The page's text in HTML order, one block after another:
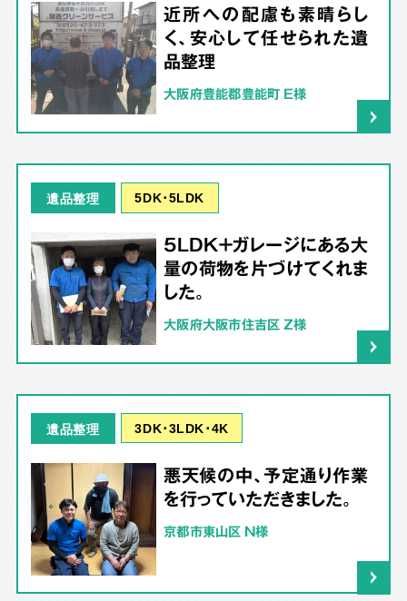
近所への配慮も素晴らし
く、安心して任せられた遺
品整理
大阪府豊能郡豊能町 E様
遺品整理 5DK･5LDK
5LDK＋ガレージにある大
量の荷物を片づけてくれま
した。
大阪府大阪市住吉区 Z様
遺品整理 3DK･3LDK･4K
悪天候の中、予定通り作業
を行っていただきました。
京都市東山区 N様